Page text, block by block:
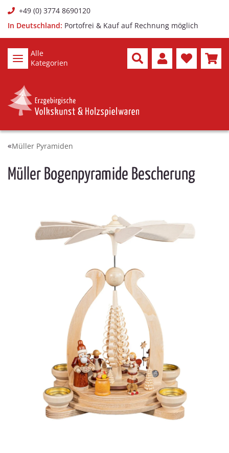
+49 (0) 3774 8690120
In Deutschland: Portofrei & Kauf auf Rechnung möglich
Alle
Kategorien
Müller Pyramiden
Müller Bogenpyramide Bescherung